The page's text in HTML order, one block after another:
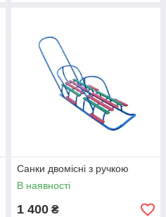
Санки двомісні з ручкою
В наявності
1 400 ₴